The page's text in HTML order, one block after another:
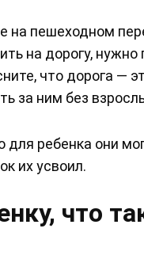
на пешеходном
на дорогу,
что дорога —
за ним без
для ребенка они
их усвоил.
что